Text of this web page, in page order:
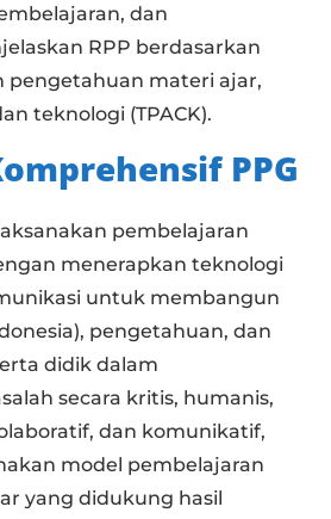
dan
RPP berdasarkan
pengetahuan materi ajar,
teknologi (TPACK).
PPG
pembelajaran
menerapkan teknologi
untuk membangun
pengetahuan, dan
didik dalam
secara kritis, humanis,
dan komunikatif,
model pembelajaran
yang didukung hasil